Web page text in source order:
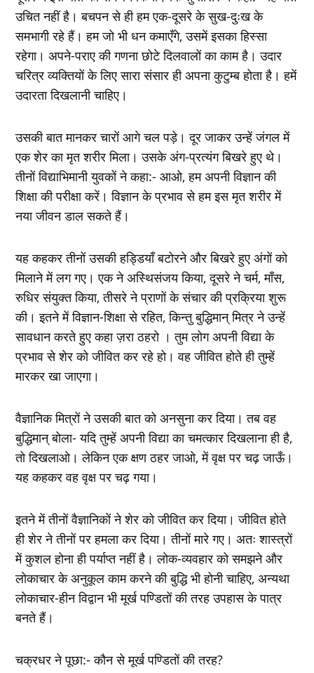
उचित नहीं है। बचपन से ही हम एक-दूसरे के सुख-दुःख के
समभागी रहे हैं। हम जो भी धन कमाएँगे, उसमें इसका हिस्सा
रहेगा। अपने-पराए की गणना छोटे दिलवालों का काम है। उदार
चरित्र व्यक्तियों के लिए सारा संसार ही अपना कुटुम्ब होता है। हमें
उदारता दिखलानी चाहिए।
उसकी बात मानकर चारों आगे चल पड़े। दूर जाकर उन्हें जंगल में
एक शेर का मृत शरीर मिला। उसके अंग-प्रत्यंग बिखरे हुए थे।
तीनों विद्याभिमानी युवकों ने कहा:- आओ, हम अपनी विज्ञान की
शिक्षा की परीक्षा करें। विज्ञान के प्रभाव से हम इस मृत शरीर में
नया जीवन डाल सकते हैं।
यह कहकर तीनों उसकी हड्डियाँ बटोरने और बिखरे हुए अंगों को
मिलाने में लग गए। एक ने अस्थिसंजय किया, दूसरे ने चर्म, माँस,
रुधिर संयुक्त किया, तीसरे ने प्राणों के संचार की प्रक्रिया शुरू
की। इतने में विज्ञान-शिक्षा से रहित, किन्तु बुद्धिमान् मित्र ने उन्हें
सावधान करते हुए कहा ज़रा ठहरो । तुम लोग अपनी विद्या के
प्रभाव से शेर को जीवित कर रहे हो। वह जीवित होते ही तुम्हें
मारकर खा जाएगा।
वैज्ञानिक मित्रों ने उसकी बात को अनसुना कर दिया। तब वह
बुद्धिमान् बोला- यदि तुम्हें अपनी विद्या का चमत्कार दिखलाना ही है,
तो दिखलाओ। लेकिन एक क्षण ठहर जाओ, में वृक्ष पर चढ़ जाऊँ।
यह कहकर वह वृक्ष पर चढ़ गया।
इतने में तीनों वैज्ञानिकों ने शेर को जीवित कर दिया। जीवित होते
ही शेर ने तीनों पर हमला कर दिया। तीनों मारे गए। अतः शास्त्रों
में कुशल होना ही पर्याप्त नहीं है। लोक-व्यवहार को समझने और
लोकाचार के अनुकूल काम करने की बुद्धि भी होनी चाहिए, अन्यथा
लोकाचार-हीन विद्वान भी मूर्ख पण्डितों की तरह उपहास के पात्र
बनते हैं।
चक्रधर ने पूछा:- कौन से मूर्ख पण्डितों की तरह?